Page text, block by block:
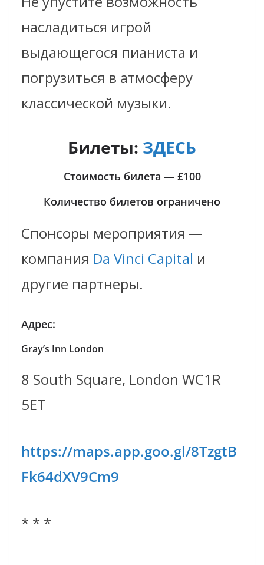
насладиться игрой
выдающегося пианиста и
погрузиться в атмосферу
классической музыки.
Билеты: ЗДЕСЬ
Стоимость билета — £100
Количество билетов ограничено
Спонсоры мероприятия —
компания Da Vinci Capital и
другие партнеры.
Адрес:
Gray’s Inn London
8 South Square, London WC1R
5ET
https://maps.app.goo.gl/8TzgtB
Fk64dXV9Cm9
* * *